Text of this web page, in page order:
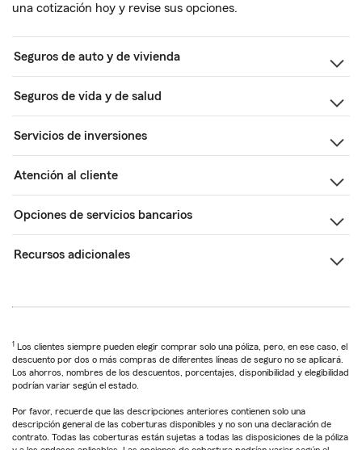
una cotización hoy y revise sus opciones.
Seguros de auto y de vivienda
Seguros de vida y de salud
Servicios de inversiones
Atención al cliente
Opciones de servicios bancarios
Recursos adicionales
1 Los clientes siempre pueden elegir comprar solo una póliza, pero, en ese caso, el
descuento por dos o más compras de diferentes líneas de seguro no se aplicará.
Los ahorros, nombres de los descuentos, porcentajes, disponibilidad y elegibilidad
podrían variar según el estado.
Por favor, recuerde que las descripciones anteriores contienen solo una
descripción general de las coberturas disponibles y no son una declaración de
contrato. Todas las coberturas están sujetas a todas las disposiciones de la póliza